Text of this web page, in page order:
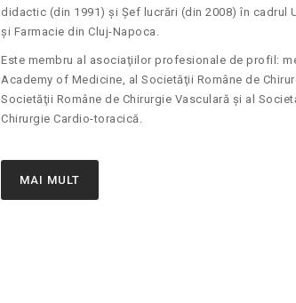
didactic (din 1991) și Șef lucrări (din 2008) în cadrul
și Farmacie din Cluj-Napoca.
Este membru al asociaţiilor profesionale de profil:
Academy of Medicine, al Societăţii Române de
Societăţii Române de Chirurgie Vasculară și al
Chirurgie Cardio-toracică.
MAI MULT